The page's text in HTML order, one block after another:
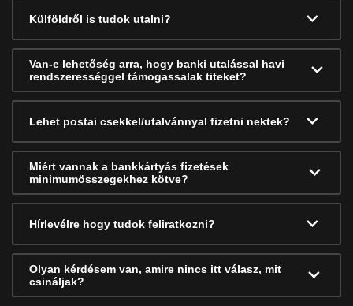
Külföldről is tudok utalni?
Van-e lehetőség arra, hogy banki utalással havi
rendszerességgel támogassalak titeket?
Lehet postai csekkel/utalvánnyal fizetni nektek?
Miért vannak a bankkártyás fizetések
minimumösszegekhez kötve?
Hírlevélre hogy tudok feliratkozni?
Olyan kérdésem van, amire nincs itt válasz, mit
csináljak?